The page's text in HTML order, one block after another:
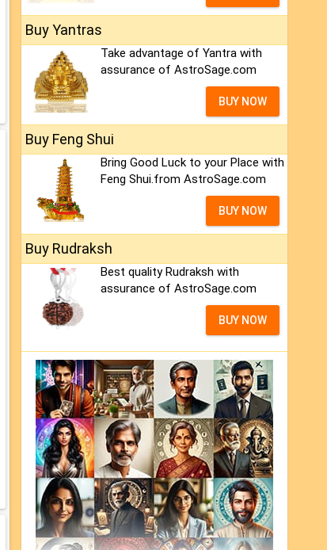
Buy Yantras
Take advantage of Yantra with
assurance of AstroSage.com
BUY NOW
Buy Feng Shui
Bring Good Luck to your Place with
Feng Shui.from AstroSage.com
BUY NOW
Buy Rudraksh
Best quality Rudraksh with
assurance of AstroSage.com
BUY NOW